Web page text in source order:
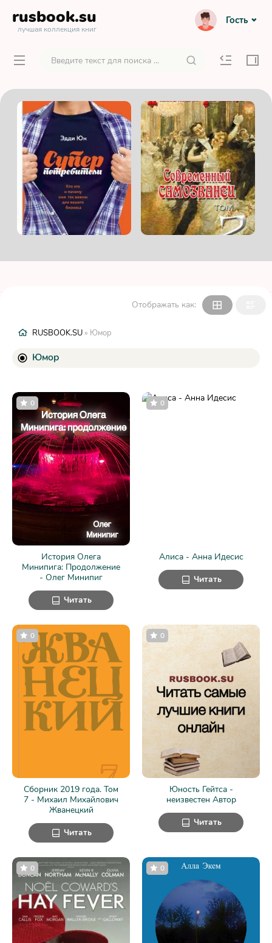
rusbook.su
лучшая коллекция книг
Гость
Отображать как:
RUSBOOK.SU » Юмор
Юмор
История Олега
Минипига: Продолжение
- Олег Минипиг
0
Читать
Алиса - Анна Идесис
0
Читать
Сборник 2019 года. Том
7 - Михаил Михайлович
Жванецкий
0
Читать
Юность Гейтса -
неизвестен Автор
0
Читать
0 0